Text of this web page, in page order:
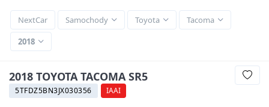
NextCar Samochody Toyota
Tacoma
2018
2018 TOYOTA TACOMA SR5
5TFDZ5BN3JX030356 IAAI